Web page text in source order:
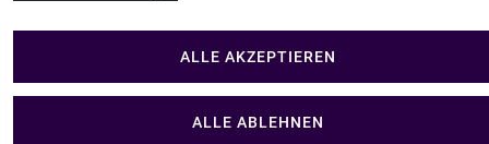
ALLE AKZEPTIEREN
ALLE ABLEHNEN